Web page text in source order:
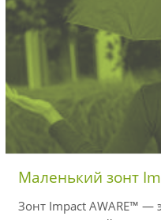
Маленький зонт
Зонт Impact AWARE™ —